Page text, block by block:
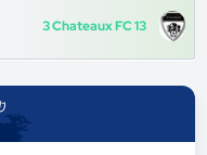
3 Chateaux FC 13